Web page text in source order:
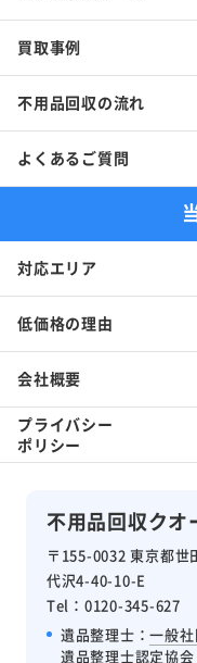
不用品回収クオ
〒155-0032 東京都世
代沢4-40-10-E
Tel：0120-345-627
遺品整理士：一般社
遺品整理士認定協会
買取事例
不用品回収の流れ
よくあるご質問
対応エリア
低価格の理由
会社概要
プライバシー
ポリシー